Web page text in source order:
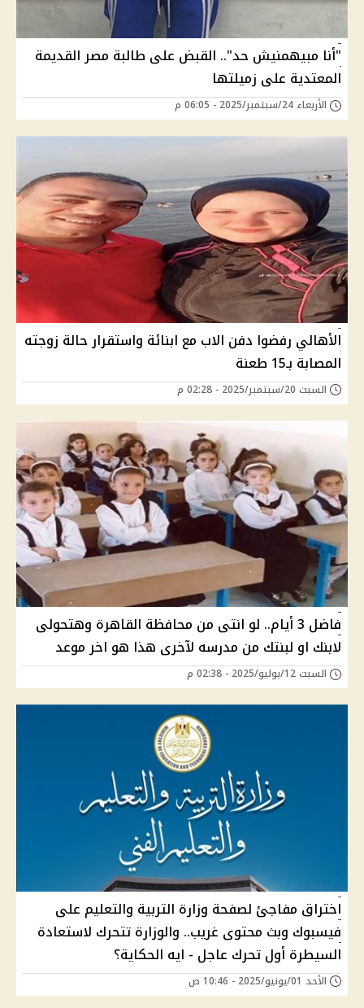
"أنا مبيهمنيش حد".. القبض على طالبة مصر القديمة
المعتدية على زميلتها
الأربعاء 24/سبتمبر/2025 - 06:05 م
الأهالي رفضوا دفن الاب مع ابنائة واستقرار حالة زوجته
المصابة بـ15 طعنة
السبت 20/سبتمبر/2025 - 02:28 م
فاضل 3 أيام.. لو انتى من محافظة القاهرة وهتحولى
لابنك او لبنتك من مدرسه لآخرى هذا هو اخر موعد
السبت 12/يوليو/2025 - 02:38 م
اختراق مفاجئ لصفحة وزارة التربية والتعليم على
فيسبوك وبث محتوى غريب.. والوزارة تتحرك لاستعادة
السيطرة أول تحرك عاجل - ايه الحكاية؟
الأحد 01/يونيو/2025 - 10:46 ص